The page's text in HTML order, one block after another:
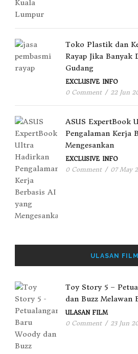
Toko Plastik dan
Rayap Jika Banyak
Gudang
EXCLUSIVE INFO
0 Comment / 22 Jun
ASUS ExpertBook
Pengalaman Kerja
Mengesankan
EXCLUSIVE INFO
0 Comment / 07 May
ULASAN FILM
Toy Story 5 –
dan Buzz Melawan
ULASAN FILM
0 Comment / 23 Jun